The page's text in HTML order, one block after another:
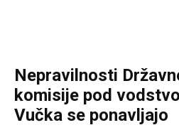
Nepravilnosti
komisije pod
Vučka se ponavljajo